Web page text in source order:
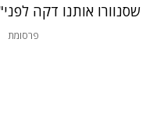
שסנוורו אותנו דקה
פרסומת